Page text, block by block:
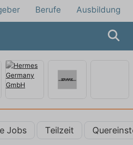
Berufe Ausbildung
Jobs Teilzeit